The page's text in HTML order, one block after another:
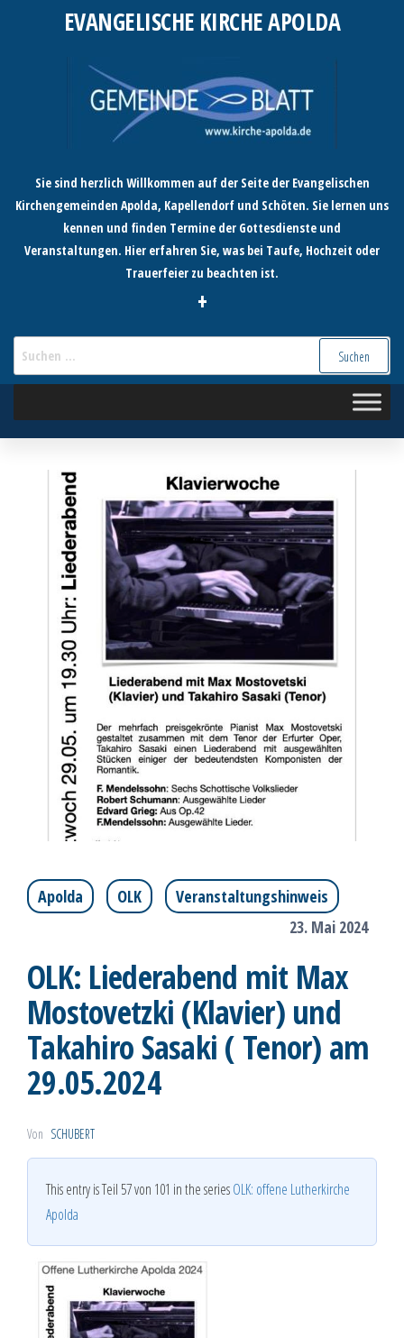
EVANGELISCHE KIRCHE APOLDA
Sie sind herzlich Willkommen auf der Seite der Evangelischen
Kirchengemeinden Apolda, Kapellendorf und Schöten. Sie lernen uns
kennen und finden Termine der Gottesdienste und
Veranstaltungen. Hier erfahren Sie, was bei Taufe, Hochzeit oder
Trauerfeier zu beachten ist.
+
Apolda OLK
Veranstaltungshinweis
23. Mai 2024
OLK: Liederabend mit Max
Mostovetzki (Klavier) und
Takahiro Sasaki ( Tenor) am
29.05.2024
Von SCHUBERT
This entry is Teil 57 von 101 in the seriesOLK: offene Lutherkirche
Apolda